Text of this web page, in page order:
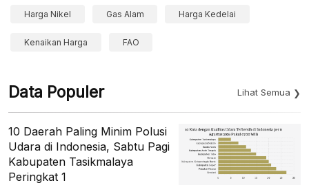
Harga Nikel Gas Alam Harga Kedelai
Kenaikan Harga FAO
Data Populer Lihat Semua
10 Daerah Paling Minim Polusi
Udara di Indonesia, Sabtu Pagi
Kabupaten Tasikmalaya
Peringkat 1